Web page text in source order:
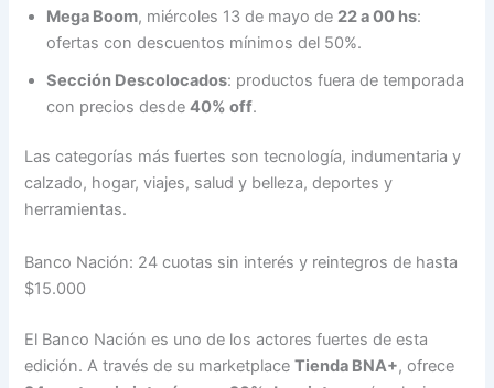
Mega Boom, miércoles 13 de mayo de 22 a 00 hs:
ofertas con descuentos mínimos del 50%.
Sección Descolocados: productos fuera de temporada
con precios desde40% off.
Las categorías más fuertes son tecnología, indumentaria y
calzado, hogar, viajes, salud y belleza, deportes y
herramientas.
Banco Nación: 24 cuotas sin interés y reintegros de hasta
$15.000
El Banco Nación es uno de los actores fuertes de esta
edición. A través de su marketplaceTienda BNA+, ofrece